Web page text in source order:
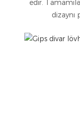
edir.
dizaynı